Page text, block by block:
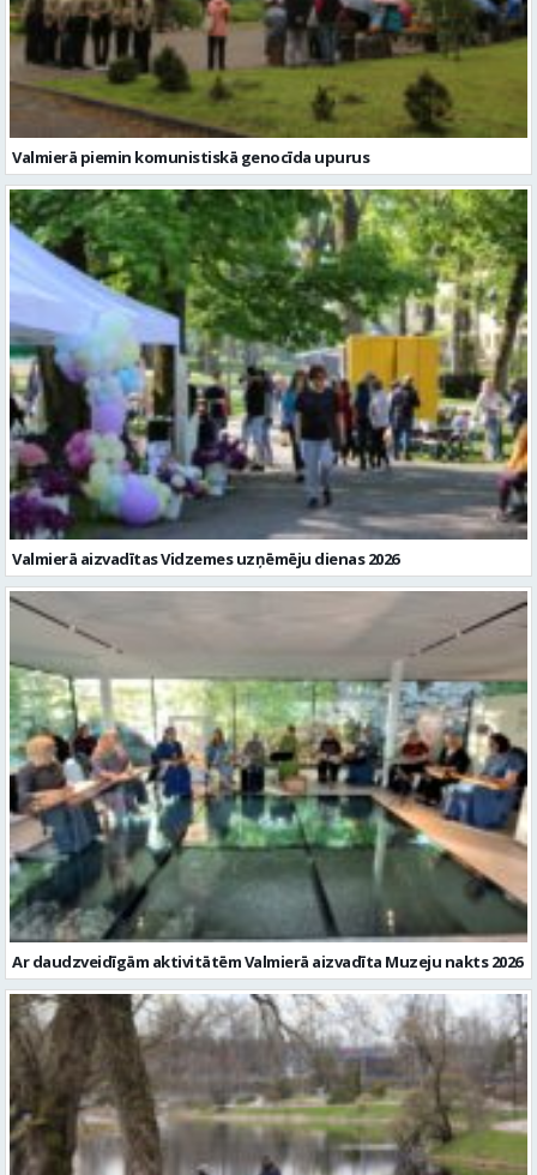
Valmierā piemin komunistiskā genocīda upurus
Valmierā aizvadītas Vidzemes uzņēmēju dienas 2026
Ar daudzveidīgām aktivitātēm Valmierā aizvadīta Muzeju nakts 2026